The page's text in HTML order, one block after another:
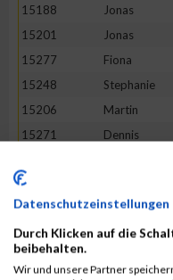
15188
Jonas
15201
Jonas
15277
Fiona
15248
Stephanie
15206
Martin
15271
Dennis
15212
15265
Maria
15313
Nils
Datenschutzeinstellungen
Durch Klicken auf die
beibehalten.
Wir und unsere Partner